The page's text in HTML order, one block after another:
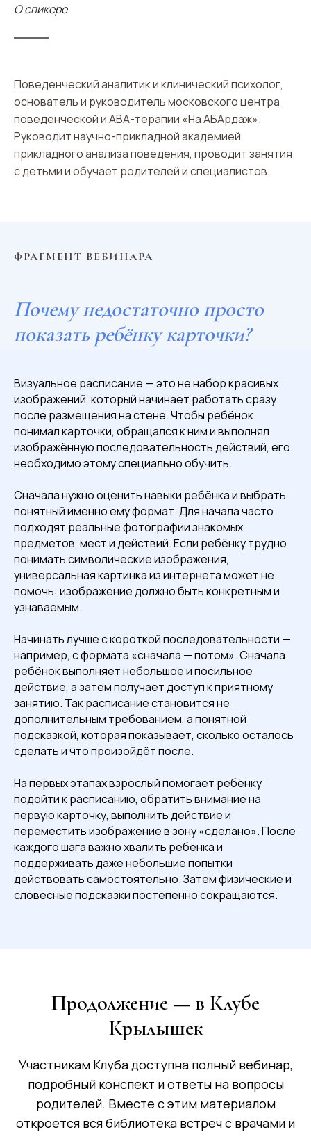
О спикере
Поведенческий аналитик и клинический психолог,
основатель и руководитель московского центра
поведенческой и АВА-терапии «На АБАрдаж».
Руководит научно-прикладной академией
прикладного анализа поведения, проводит занятия
с детьми и обучает родителей и специалистов.
ФРАГМЕНТ ВЕБИНАРА
Почему недостаточно просто
показать ребёнку карточки?
Визуальное расписание — это не набор красивых
изображений, который начинает работать сразу
после размещения на стене. Чтобы ребёнок
понимал карточки, обращался к ним и выполнял
изображённую последовательность действий, его
необходимо этому специально обучить.
Сначала нужно оценить навыки ребёнка и выбрать
понятный именно ему формат. Для начала часто
подходят реальные фотографии знакомых
предметов, мест и действий. Если ребёнку трудно
понимать символические изображения,
универсальная картинка из интернета может не
помочь: изображение должно быть конкретным и
узнаваемым.
Начинать лучше с короткой последовательности —
например, с формата «сначала — потом». Сначала
ребёнок выполняет небольшое и посильное
действие, а затем получает доступ к приятному
занятию. Так расписание становится не
дополнительным требованием, а понятной
подсказкой, которая показывает, сколько осталось
сделать и что произойдёт после.
На первых этапах взрослый помогает ребёнку
подойти к расписанию, обратить внимание на
первую карточку, выполнить действие и
переместить изображение в зону «сделано». После
каждого шага важно хвалить ребёнка и
поддерживать даже небольшие попытки
действовать самостоятельно. Затем физические и
словесные подсказки постепенно сокращаются.
Продолжение — в Клубе
Крылышек
Участникам Клуба доступна полный вебинар,
подробный конспект и ответы на вопросы
родителей. Вместе с этим материалом
откроется вся библиотека встреч с врачами и